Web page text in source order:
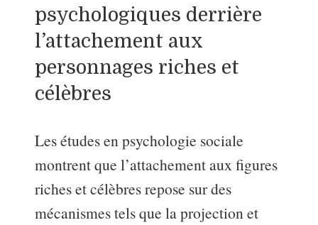
psychologiques derrière
l’attachement aux
personnages riches et
célèbres
Les études en psychologie sociale
montrent que l’attachement aux figures
riches et célèbres repose sur des
mécanismes tels que la projection et